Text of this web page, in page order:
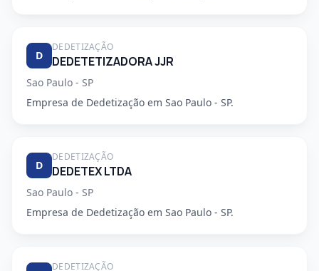
D
DEDETIZAÇÃO
DEDETETIZADORA JJR
Sao Paulo - SP
Empresa de Dedetização em Sao Paulo - SP.
D
DEDETIZAÇÃO
DEDETEX LTDA
Sao Paulo - SP
Empresa de Dedetização em Sao Paulo - SP.
DEDETIZAÇÃO